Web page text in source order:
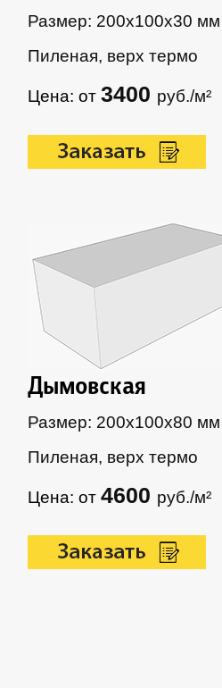
Размер: 200х100х30 мм
Пиленая, верх термо
Цена: от 3400 руб./м²
Дымовская
Размер: 200х100х80 мм
Пиленая, верх термо
Цена: от 4600 руб./м²